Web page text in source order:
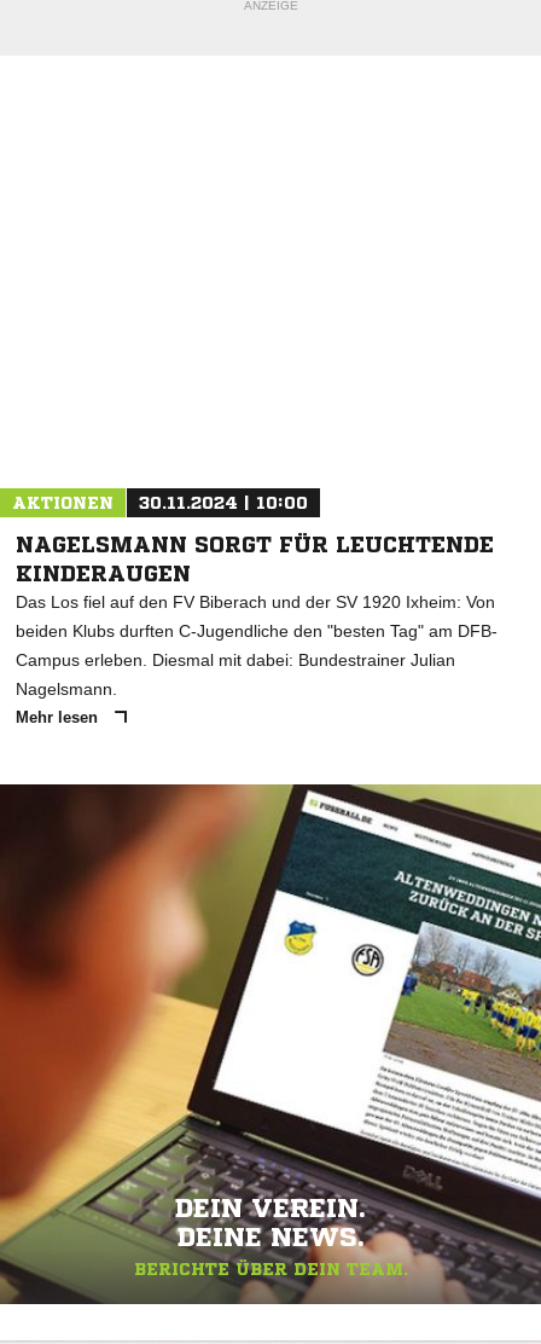
ANZEIGE
AKTIONEN 30.11.2024 | 10:00
NAGELSMANN SORGT FÜR LEUCHTENDE
KINDERAUGEN
Das Los fiel auf den FV Biberach und der SV 1920 Ixheim: Von
beiden Klubs durften C-Jugendliche den "besten Tag" am DFB-
Campus erleben. Diesmal mit dabei: Bundestrainer Julian
Nagelsmann.
Mehr lesen
DEIN VEREIN.
DEINE NEWS.
BERICHTE ÜBER DEIN TEAM.